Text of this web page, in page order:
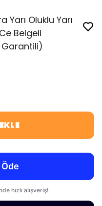
Yarı Oluklu Yarı
Belgeli
Garantili)